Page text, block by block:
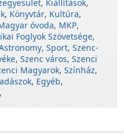
, Kiállítások,
, Könyvtár, Kultúra,
óvoda, MKP,
Foglyok Szövetsége,
, Sport, Szenc-
, Szenc város, Szenci
Magyarok, Színház,
, Egyéb,
,